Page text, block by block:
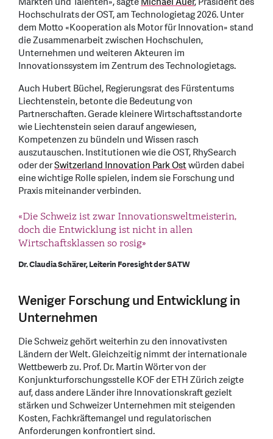
Hochschulrats der OST, am Technologietag 2026. Unter
dem Motto «Kooperation als Motor für Innovation» stand
die Zusammenarbeit zwischen Hochschulen,
Unternehmen und weiteren Akteuren im
Innovationssystem im Zentrum des Technologietags.
Auch Hubert Büchel, Regierungsrat des Fürstentums
Liechtenstein, betonte die Bedeutung von
Partnerschaften. Gerade kleinere Wirtschaftsstandorte
wie Liechtenstein seien darauf angewiesen,
Kompetenzen zu bündeln und Wissen rasch
auszutauschen. Institutionen wie die OST, RhySearch
oder derSwitzerland Innovation Park Ostwürden dabei
eine wichtige Rolle spielen, indem sie Forschung und
Praxis miteinander verbinden.
«Die Schweiz ist zwar Innovationsweltmeisterin,
doch die Entwicklung ist nicht in allen
Wirtschaftsklassen so rosig»
Dr. Claudia Schärer, Leiterin Foresight der SATW
Weniger Forschung und Entwicklung in
Unternehmen
Die Schweiz gehört weiterhin zu den innovativsten
Ländern der Welt. Gleichzeitig nimmt der internationale
Wettbewerb zu. Prof. Dr. Martin Wörter von der
Konjunkturforschungsstelle KOF der ETH Zürich zeigte
auf, dass andere Länder ihre Innovationskraft gezielt
stärken und Schweizer Unternehmen mit steigenden
Kosten, Fachkräftemangel und regulatorischen
Anforderungen konfrontiert sind.